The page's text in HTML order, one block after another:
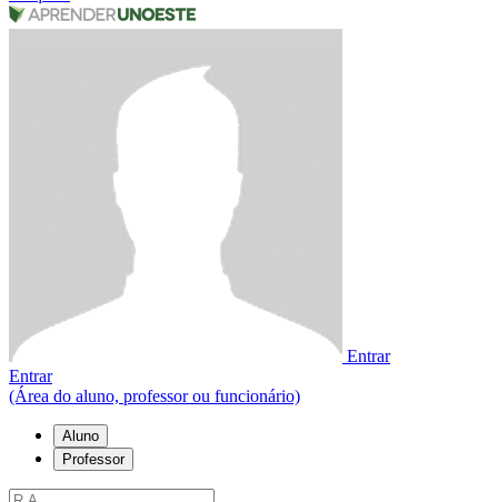
Entrar
Entrar
(Área do aluno, professor ou funcionário)
Aluno
Professor